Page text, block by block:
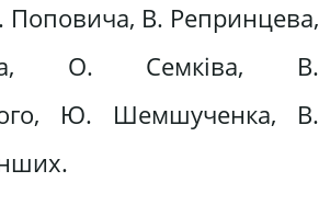
Поповича, В. Репринцева,
О. Семківа, В.
Ю. Шемшученка, В.